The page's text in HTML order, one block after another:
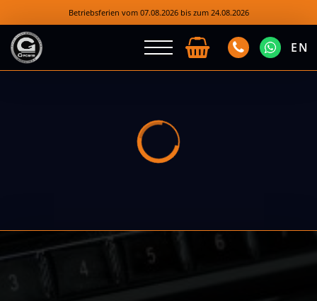
Betriebsferien vom 07.08.2026 bis zum 24.08.2026
EN